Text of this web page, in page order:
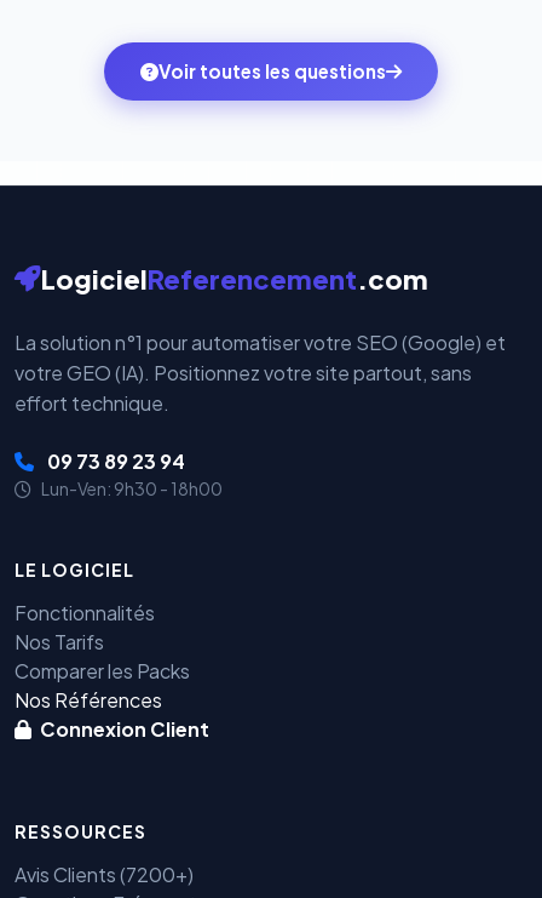
ambitions du moment — sans perdre vos données ni
votre historique.
monde. Vos données bancaires ne transitent jamais
par nos serveurs — elles sont gérées directement et
Voir toutes les questions
LogicielReferencement.com
La solution n°1 pour automatiser votre SEO (Google) et
votre GEO (IA). Positionnez votre site partout, sans
effort technique.
09 73 89 23 94
Lun-Ven: 9h30 - 18h00
LE LOGICIEL
Fonctionnalités
Nos Tarifs
Comparer les Packs
Nos Références
Connexion Client
RESSOURCES
Avis Clients (7200+)